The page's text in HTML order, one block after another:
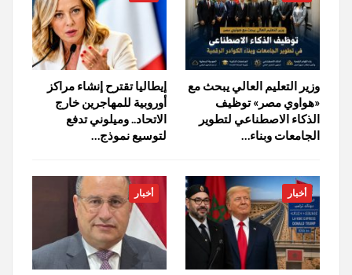
وزير التعليم العالي يبحث مع
«هواوي مصر» توظيف
الذكاء الاصطناعي لتطوير
الجامعات وبناء…
إيطاليا تقترح إنشاء مراكز
أوروبية للمهاجرين خارج
الاتحاد.. وميلوني تدفع
لتوسيع نموذج…
أخبار أخبار